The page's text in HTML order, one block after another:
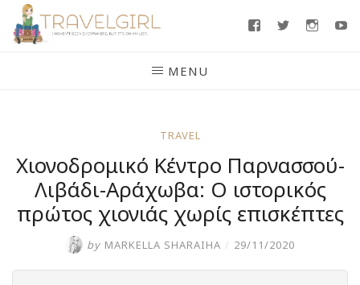
Skip
FacebookTwitter
MENU
TRAVEL
Χιονοδρομικό Κέντρο Παρνασσού-
Λιβάδι-Αράχωβα: Ο ιστορικός
πρώτος χιονιάς χωρίς επισκέπτες
by MARKELLA SHARAIHA / 29/11/2020